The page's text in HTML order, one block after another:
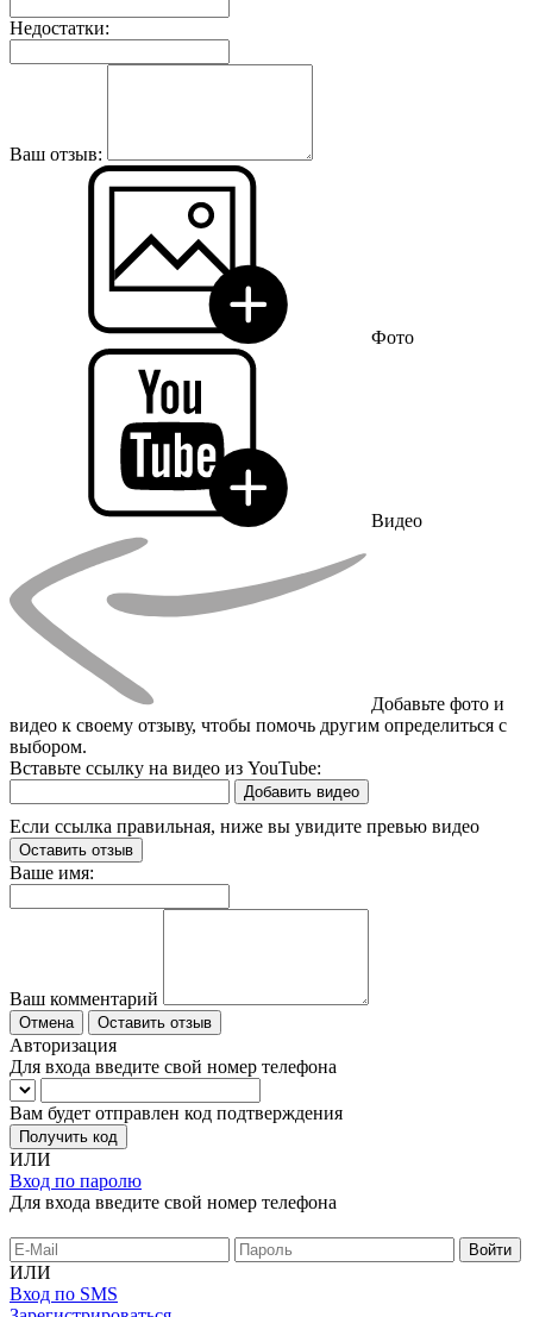
Недостатки:
Ваш отзыв:
Фото
Видео
Добавьте фото и
видео к своему отзыву, чтобы помочь другим определиться с
выбором.
Вставьте ссылку на видео из YouTube:
Добавить видео
Если ссылка правильная, ниже вы увидите превью видео
Оставить отзыв
Ваше имя:
Ваш комментарий
Отмена Оставить отзыв
Авторизация
Для входа введите свой номер телефона
Вам будет отправлен код подтверждения
Получить код
ИЛИ
Вход по паролю
Для входа введите свой номер телефона
ИЛИ
Вход по SMS